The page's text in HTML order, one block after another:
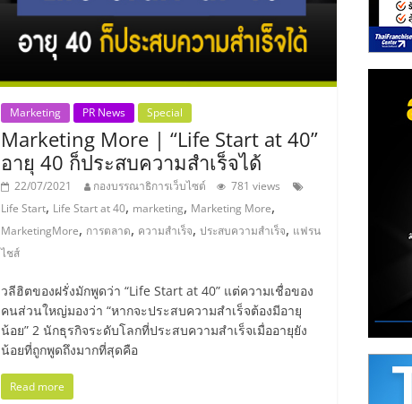
Marketing PR News Special
Marketing More | “Life Start at 40”
อายุ 40 ก็ประสบความสำเร็จได้
22/07/2021 กองบรรณาธิการเว็บไซต์
781 views
Life Start, Life Start at 40, marketing, Marketing More,
MarketingMore, การตลาด, ความสำเร็จ,ประสบความสำเร็จ, แฟรน
ไชส์
วลีฮิตของฝรั่งมักพูดว่า “Life Start at 40” แต่ความเชื่อของ
คนส่วนใหญ่มองว่า “หากจะประสบความสำเร็จต้องมีอายุ
น้อย” 2 นักธุรกิจระดับโลกที่ประสบความสำเร็จเมื่ออายุยัง
น้อยที่ถูกพูดถึงมากที่สุดคือ
Read more